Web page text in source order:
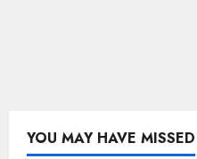
YOU MAY HAVE MISSED